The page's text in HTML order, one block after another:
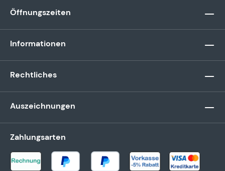
Öffnungszeiten
Informationen
Rechtliches
Auszeichnungen
Zahlungsarten